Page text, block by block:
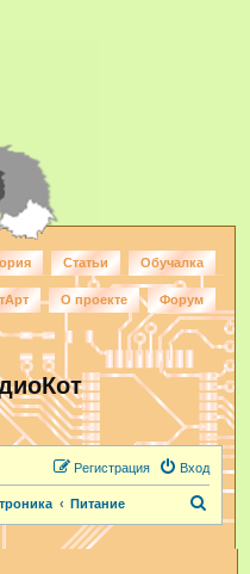
Статьи Обучалка
О проекте Форум
Вход
Регистрация
Питание